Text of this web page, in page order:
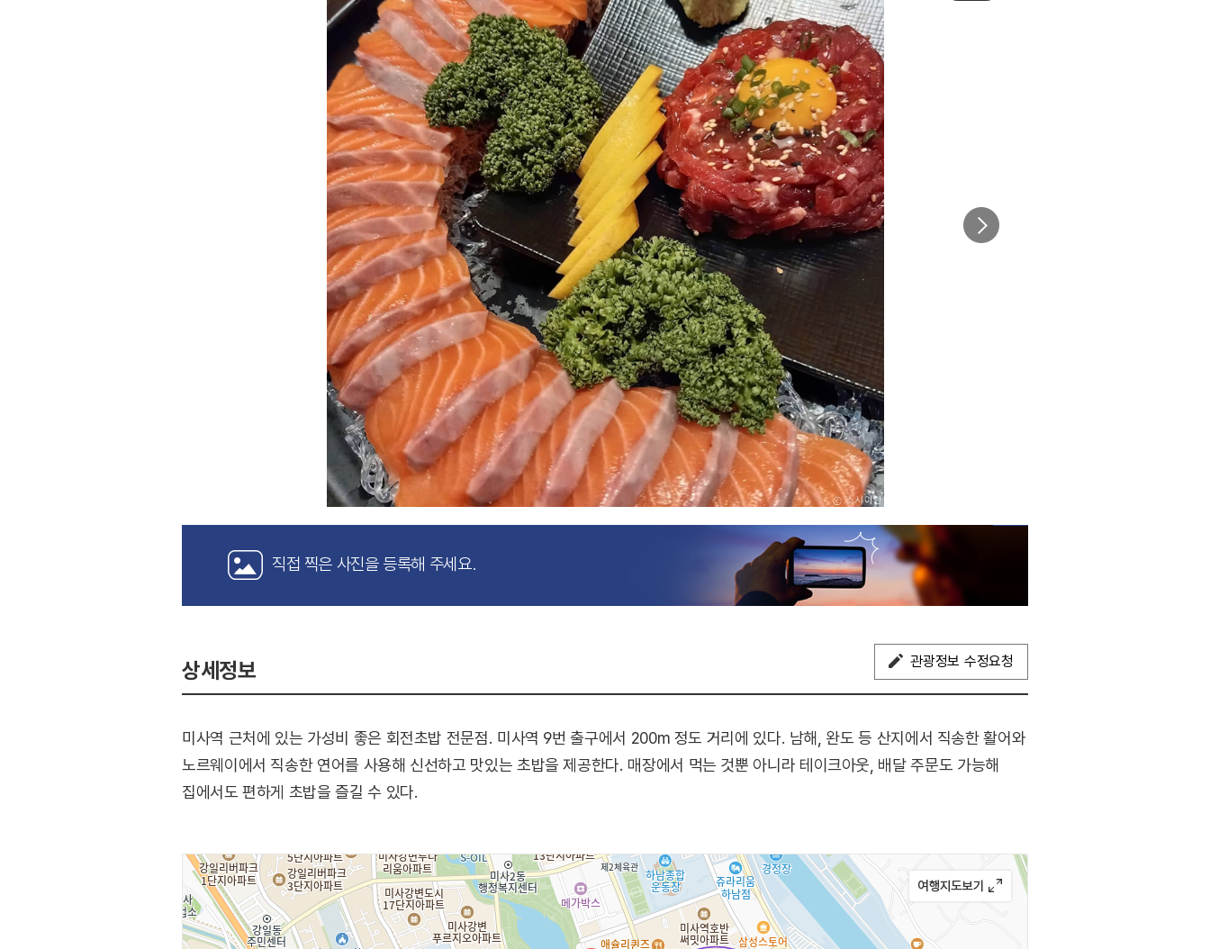
직접 찍은 사진을 등록해 주세요.
상세정보 관광정보 수정요청
미사역 근처에 있는 가성비 좋은 회전초밥 전문점. 미사역 9번 출구에서 200m 정도 거리에 있다. 남해, 완도 등 산지에서 직송한 활어와
노르웨이에서 직송한 연어를 사용해 신선하고 맛있는 초밥을 제공한다. 매장에서 먹는 것뿐 아니라 테이크아웃, 배달 주문도 가능해
집에서도 편하게 초밥을 즐길 수 있다.